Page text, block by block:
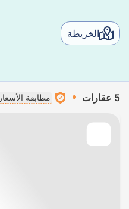
الخريطة
5 عقارات مطابقة الأسعار